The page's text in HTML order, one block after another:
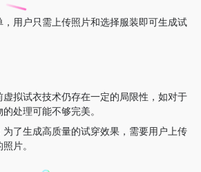
，用户只需上传照片和选择服装即可生成试
虚拟试衣技术仍存在一定的局限性，如对于
处理可能不够完美。
为了生成高质量的试穿效果，需要用户上传
片。